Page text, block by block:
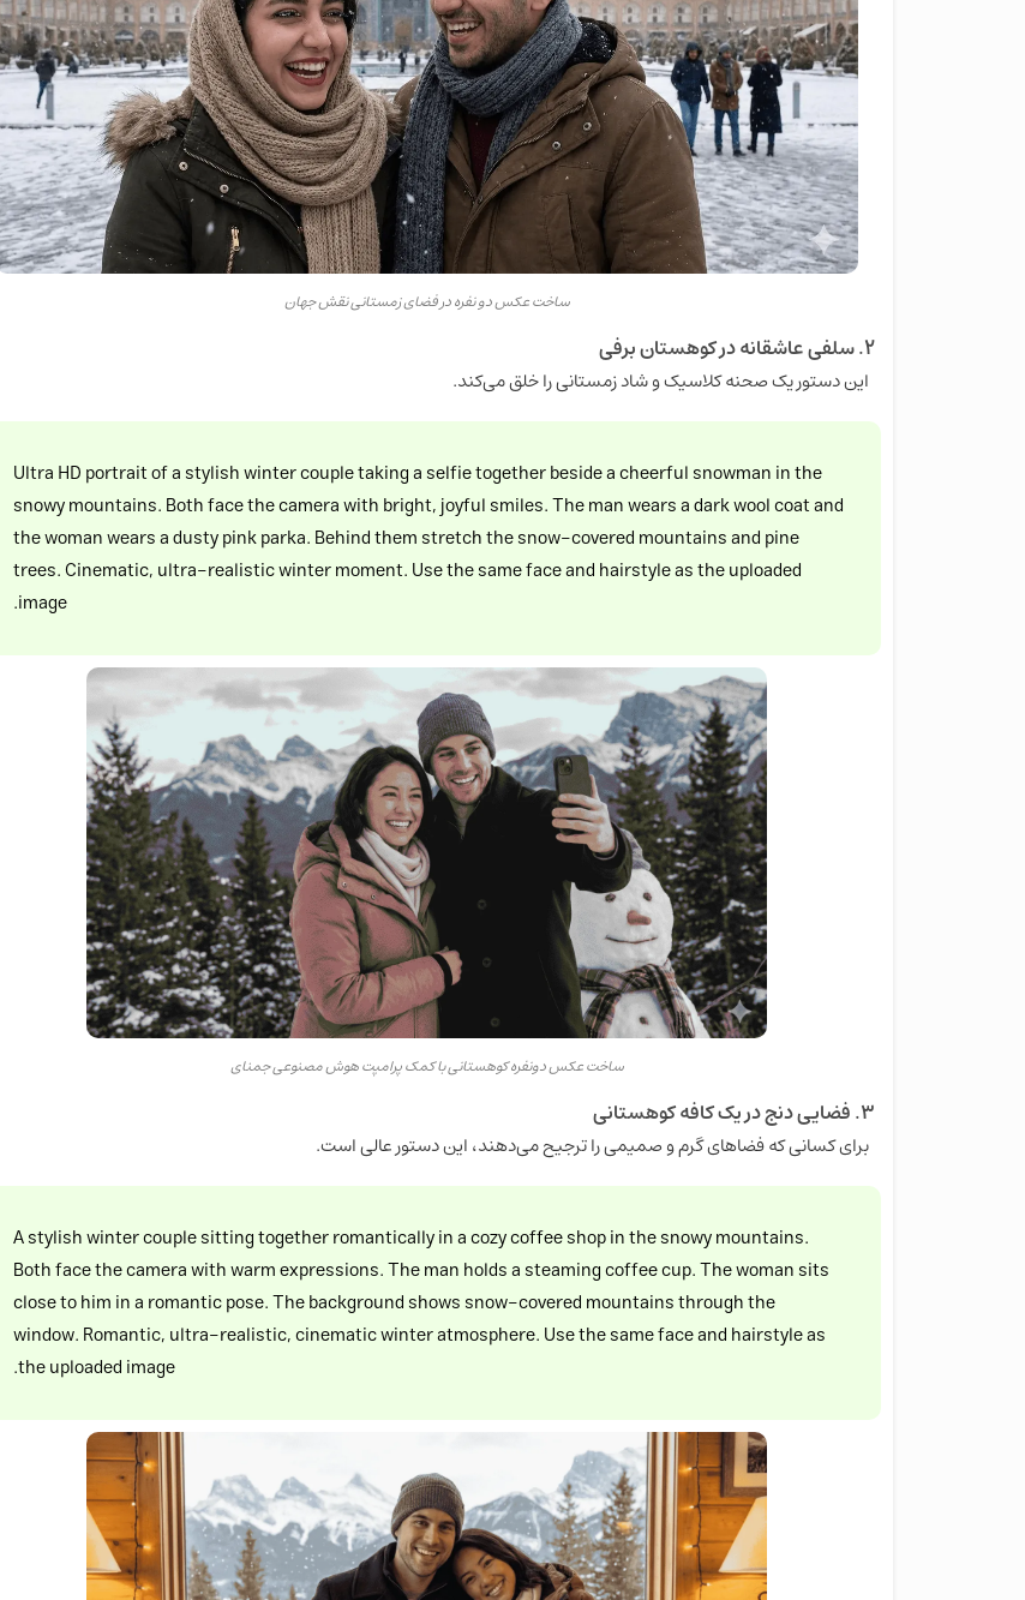
ساخت عکس دو نفره در فضای زمستانی نقش جهان
۲. سلفی عاشقانه در کوهستان برفی
این دستور یک صحنه کلاسیک و شاد زمستانی را خلق می‌کند.
Ultra HD portrait of a stylish winter couple taking a selfie together beside a cheerful snowman in the
snowy mountains. Both face the camera with bright, joyful smiles. The man wears a dark wool coat and
the woman wears a dusty pink parka. Behind them stretch the snow-covered mountains and pine
trees. Cinematic, ultra-realistic winter moment. Use the same face and hairstyle as the uploaded
image.
ساخت عکس دونفره کوهستانی با کمک پرامپت هوش مصنوعی جمنای
۳. فضایی دنج در یک کافه کوهستانی
برای کسانی که فضاهای گرم و صمیمی را ترجیح می‌دهند، این دستور عالی است.
A stylish winter couple sitting together romantically in a cozy coffee shop in the snowy mountains.
Both face the camera with warm expressions. The man holds a steaming coffee cup. The woman sits
close to him in a romantic pose. The background shows snow-covered mountains through the
window. Romantic, ultra-realistic, cinematic winter atmosphere. Use the same face and hairstyle as
the uploaded image.